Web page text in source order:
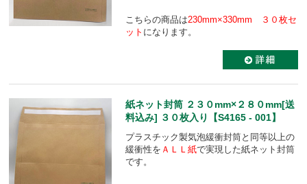
こちらの商品は230mm×330mm ３０枚セ
ット になります。
紙ネット封筒 ２３０mm×２８０mm[送
料込み] ３０枚入り【S4165 - 001】
プラスチック製気泡緩衝封筒と同等以上の
緩衝性を ＡＬＬ紙で実現した紙ネット封筒
です。